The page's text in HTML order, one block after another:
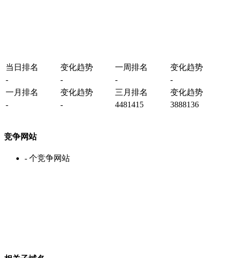
当日排名 变化趋势 一周排名
变化趋势
-
- -
-
一月排名
变化趋势 三月排名
变化趋势
-
- 4481415 3888136
竞争网站
- 个竞争网站